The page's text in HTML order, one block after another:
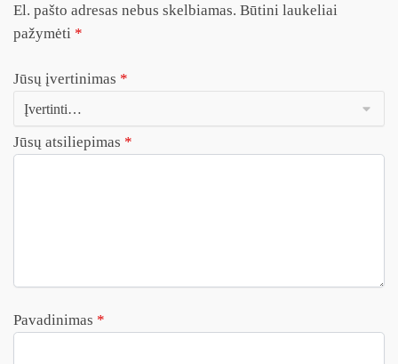
El. pašto adresas nebus skelbiamas. Būtini laukeliai
pažymėti *
Jūsų įvertinimas *
Jūsų atsiliepimas *
Pavadinimas *